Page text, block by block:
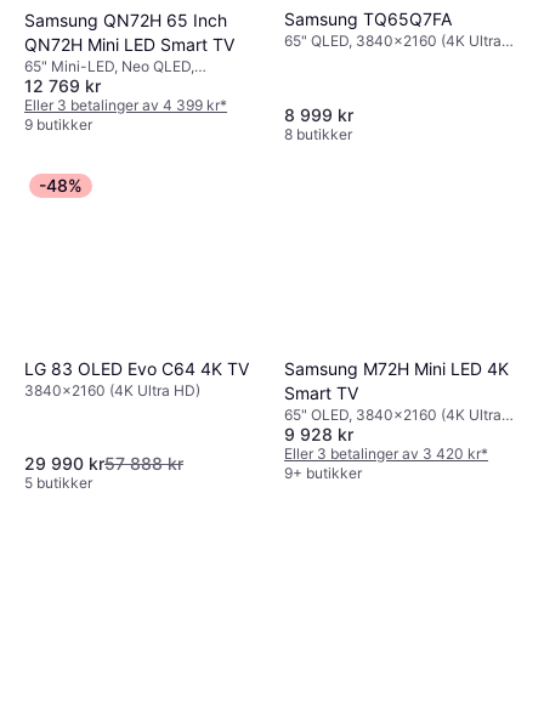
Samsung QN72H 65 Inch
QN72H Mini LED Smart TV
65" Mini-LED, Neo QLED,
3840x2160 (4K Ultra HD)
12 769 kr
Eller 3 betalinger av 4 399 kr*
9 butikker
Samsung TQ65Q7FA
65" QLED, 3840x2160 (4K Ultra
8 999 kr
8 butikker
-48%
LG 83 OLED Evo C64 4K TV
3840x2160 (4K Ultra HD)
29 990 kr57 888 kr
5 butikker
Samsung M72H Mini LED 4K
Smart TV
65" OLED, 3840x2160 (4K Ultra
HD)
9 928 kr
Eller 3 betalinger av 3 420 kr*
9+ butikker